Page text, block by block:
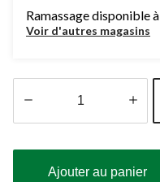
Ramassage disponible à
Voir d'autres magasins
Ajouter au panier